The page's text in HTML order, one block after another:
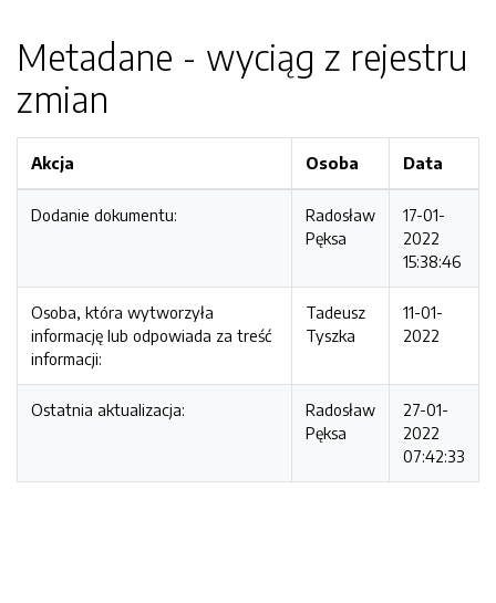
Metadane - wyciąg z rejestru
zmian
Akcja Osoba Data
Dodanie dokumentu:
Radosław
Pęksa
17-01-
2022
15:38:46
Osoba, która wytworzyła
informację lub odpowiada za treść
informacji:
Tadeusz
Tyszka
11-01-
2022
Ostatnia aktualizacja:
Radosław
Pęksa
27-01-
2022
07:42:33